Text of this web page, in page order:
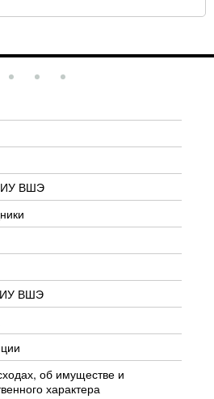
ВШЭ
ВШЭ
об имуществе и
характера